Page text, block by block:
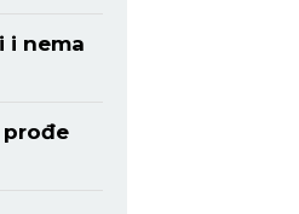
i nema
prođe